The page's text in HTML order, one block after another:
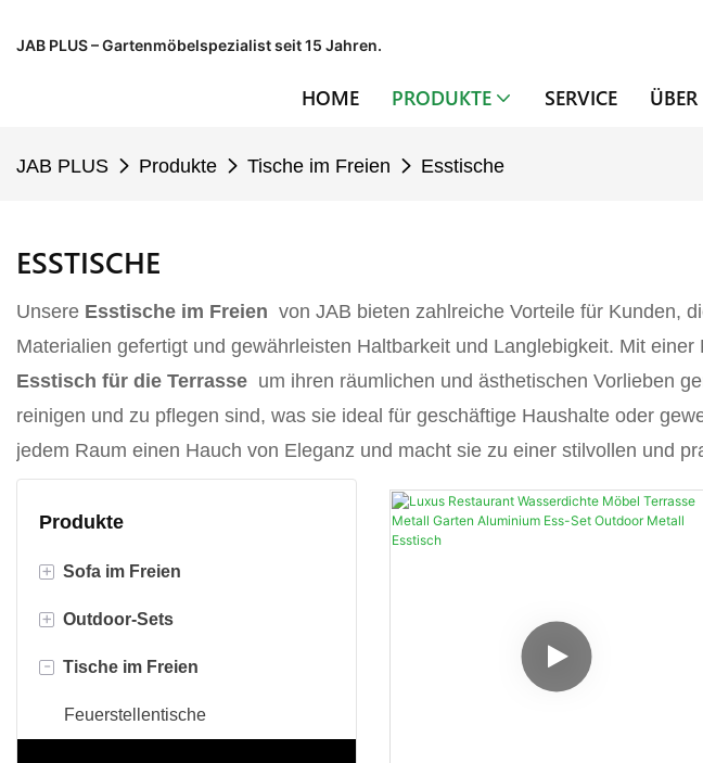
JAB PLUS – Gartenmöbelspezialist seit 15 Jahren.
HOME PRODUKTE SERVICE
JAB PLUS Produkte Tische im Freien Esstische
ESSTISCHE
Unsere Esstische im Freien von JAB bieten zahlreiche Vorteile für Kunden,
Materialien gefertigt und gewährleisten Haltbarkeit und Langlebigkeit. Mit
Esstisch für die Terrasse um ihren räumlichen und ästhetischen Vorlieben
reinigen und zu pflegen sind, was sie ideal für geschäftige Haushalte oder
jedem Raum einen Hauch von Eleganz und macht sie zu einer stilvollen und
Produkte
+ Sofa im Freien
Rattansofa
Seilsofa
Aluminiumsofa
+ Outdoor-Sets
Bistro-Sets
Konversationssets
- Tische im Freien
Feuerstellentische